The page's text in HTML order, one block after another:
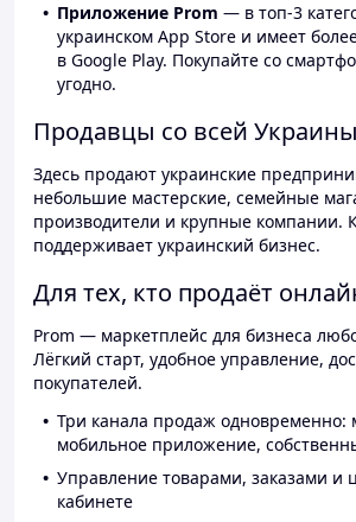
Приложение Prom — в топ-3
украинском App Store и имеет
в Google Play. Покупайте со
угодно.
Продавцы со всей Украины
Здесь продают украинские
небольшие мастерские, семейные
производители и крупные компании.
поддерживает украинский бизнес.
Для тех, кто продаёт
Prom — маркетплейс для бизнеса
Лёгкий старт, удобное управление,
покупателей.
Три канала продаж одновременно:
мобильное приложение,
Управление товарами, заказами и
кабинете